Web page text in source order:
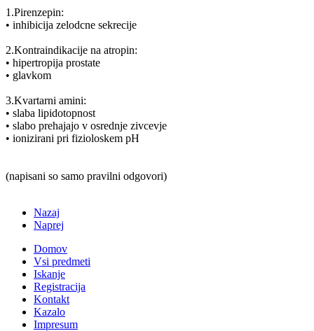
1.Pirenzepin:
• inhibicija zelodcne sekrecije
2.Kontraindikacije na atropin:
• hipertropija prostate
• glavkom
3.Kvartarni amini:
• slaba lipidotopnost
• slabo prehajajo v osrednje zivcevje
• ionizirani pri fizioloskem pH
(napisani so samo pravilni odgovori)
Nazaj
Naprej
Domov
Vsi predmeti
Iskanje
Registracija
Kontakt
Kazalo
Impresum